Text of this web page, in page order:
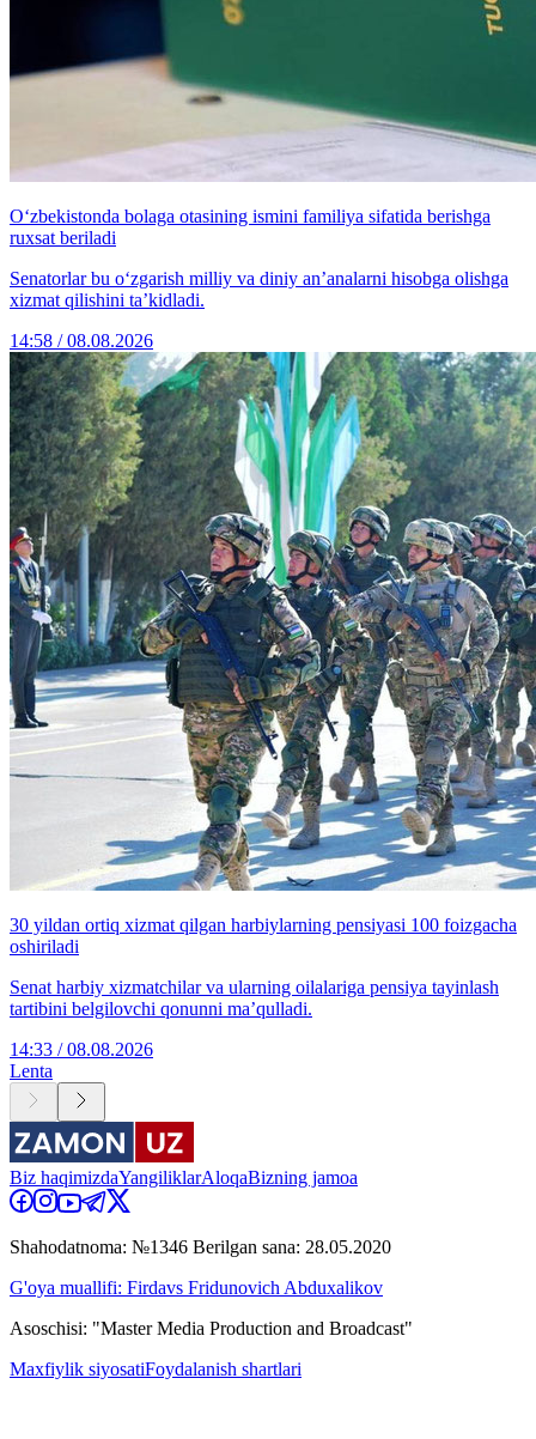
O‘zbekistonda bolaga otasining ismini familiya sifatida berishga
ruxsat beriladi
Senatorlar bu o‘zgarish milliy va diniy an’analarni hisobga olishga
xizmat qilishini ta’kidladi.
14:58 / 08.08.2026
30 yildan ortiq xizmat qilgan harbiylarning pensiyasi 100 foizgacha
oshiriladi
Senat harbiy xizmatchilar va ularning oilalariga pensiya tayinlash
tartibini belgilovchi qonunni ma’qulladi.
14:33 / 08.08.2026
Lenta
Biz haqimizdaYangiliklarAloqaBizning jamoa
Shahodatnoma: №1346 Berilgan sana: 28.05.2020
G'oya muallifi: Firdavs Fridunovich Abduxalikov
Asoschisi: "Master Media Production and Broadcast"
Maxfiylik siyosatiFoydalanish shartlari